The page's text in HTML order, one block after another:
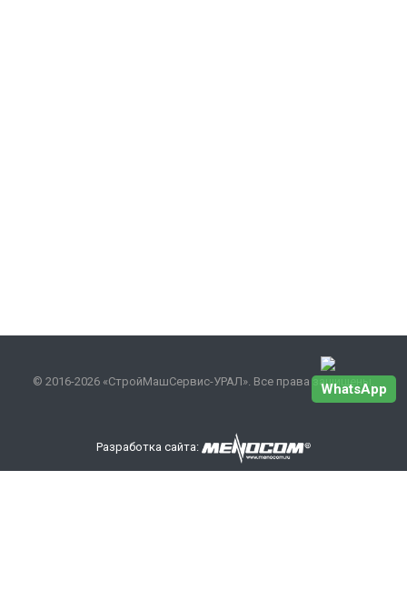
© 2016-2026 «СтройМашСервис-УРАЛ». Все права защищены.
Разработка сайта:
WhatsApp